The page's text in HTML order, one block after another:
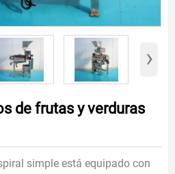
›
de frutas y verduras
simple está equipado con